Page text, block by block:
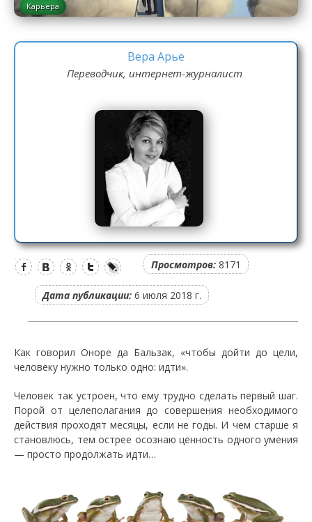
Карьера
Вера Арье
Переводчик, интернет-журналист
Просмотров: 8171
Дата публикации: 6 июля 2018 г.
Как говорил Оноре да Бальзак, «чтобы дойти до цели,
человеку нужно только одно: идти».
Человек так устроен, что ему трудно сделать первый шаг.
Порой от целеполагания до совершения необходимого
действия проходят месяцы, если не годы. И чем старше я
становлюсь, тем острее осознаю ценность одного умения
— просто продолжать идти…